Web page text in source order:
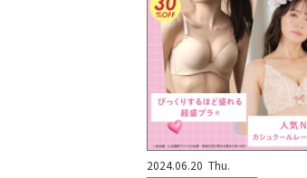
2024.06.20 Thu.